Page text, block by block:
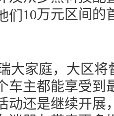
们10万元区间的
大家庭，大区将
车主都能享受到
动还是继续开展